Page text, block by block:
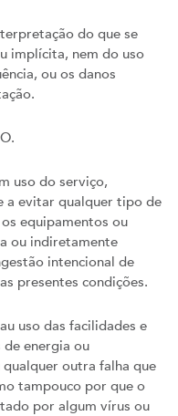
do que se
implícita, nem do uso
ou os danos
uso do serviço,
a evitar qualquer tipo de
equipamentos ou
ou indiretamente
intencional de
presentes condições.
uso das facilidades e
energia ou
outra falha que
tampouco por que o
por algum vírus ou